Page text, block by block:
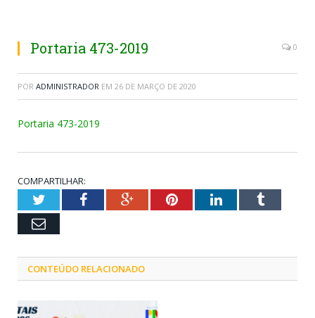
Portaria 473-2019 0
POR ADMINISTRADOR EM 26 DE MARÇO DE 2020
Portaria 473-2019
COMPARTILHAR:
TwitterFacebookGoogle+PinterestLinkedInTumblr
Email
CONTEÚDO RELACIONADO